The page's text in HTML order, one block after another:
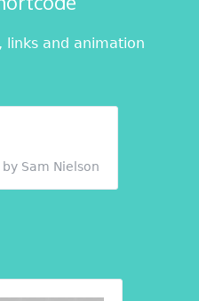
links and animation
Sam Nielson